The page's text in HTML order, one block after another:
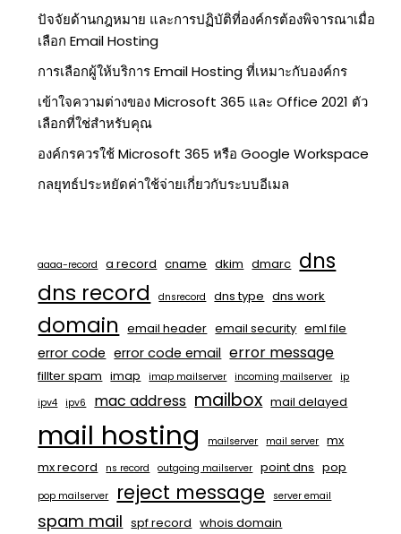
ปัจจัยด้านกฎหมาย และการปฏิบัติที่องค์กรต้องพิจารณาเมื่อ
เลือก Email Hosting
การเลือกผู้ให้บริการ Email Hosting ที่เหมาะกับองค์กร
เข้าใจความต่างของ Microsoft 365 และ Office 2021 ตัว
เลือกที่ใช่สำหรับคุณ
องค์กรควรใช้ Microsoft 365 หรือ Google Workspace
กลยุทธ์ประหยัดค่าใช้จ่ายเกี่ยวกับระบบอีเมล
aaaa-record a record cname dkim dmarc dns
dns record
dnsrecord dns type dns work
domain email header email security eml file
error code error code email error message
fillter spam imap imap mailserver incoming mailserver
ip
ipv4
ipv6 mac address mailbox mail delayed
mail hosting mailserver mail server
mx
mx record
ns record outgoing mailserver point dns pop
pop mailserver reject message server email
spam mail spf record whois domain